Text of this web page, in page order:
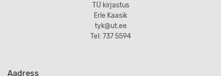
TÜ kirjastus
Erle Kaasik
tyk@ut.ee
Tel: 737 5594
Aadress